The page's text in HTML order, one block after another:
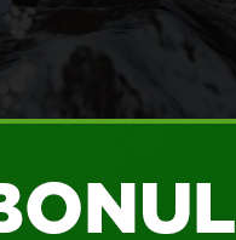
şi îţi
de metri! Namila urcă
unui balon şi poate chiar